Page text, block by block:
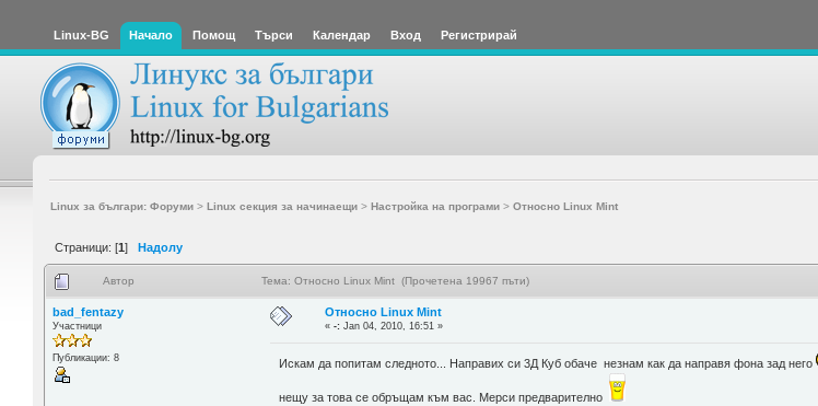
Linux-BG Начало Помощ Търси Календар Вход Регистрирай
Linux за българи: Форуми> Linux секция за начинаещи> Настройка на програми> Относно Linux Mint
Страници: [1] Надолу
Автор Тема: Относно Linux Mint (Прочетена 19967 пъти)
bad_fentazy
Участници
Публикации: 8
Относно Linux Mint
«-: Jan 04, 2010, 16:51 »
Искам да попитам следното... Направих си 3Д Куб обаче незнам как да направя фона зад него
нещу за това се обръщам към вас. Мерси предварително